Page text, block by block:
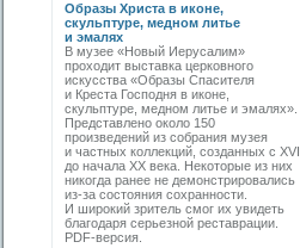
Образы Христа в иконе,
скульптуре, медном литье
и эмалях
В музее «Новый Иерусалим»
проходит выставка церковного
искусства «Образы Спасителя
и Креста Господня в иконе,
скульптуре, медном литье и эмалях».
Представлено около 150
произведений из собрания музея
и частных коллекций, созданных с XVI
до начала XX века. Некоторые из них
никогда ранее не демонстрировались
из-за состояния сохранности.
И широкий зритель смог их увидеть
благодаря серьезной реставрации.
PDF-версия.